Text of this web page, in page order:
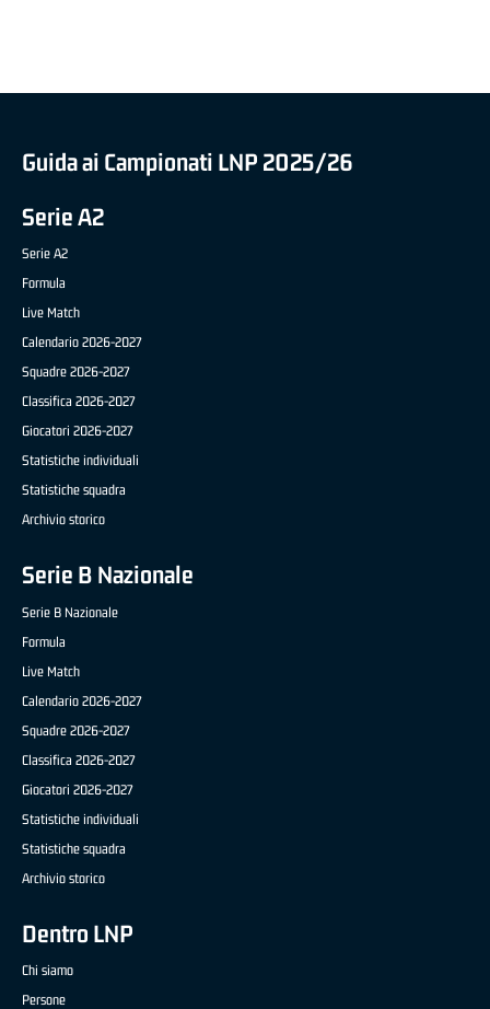
Guida ai Campionati LNP 2025/26
Serie A2
Serie A2
Formula
Live Match
Calendario 2026-2027
Squadre 2026-2027
Classifica 2026-2027
Giocatori 2026-2027
Statistiche individuali
Statistiche squadra
Archivio storico
Serie B Nazionale
Serie B Nazionale
Formula
Live Match
Calendario 2026-2027
Squadre 2026-2027
Classifica 2026-2027
Giocatori 2026-2027
Statistiche individuali
Statistiche squadra
Archivio storico
Dentro LNP
Chi siamo
Persone